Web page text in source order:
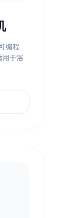
编程
用于浴